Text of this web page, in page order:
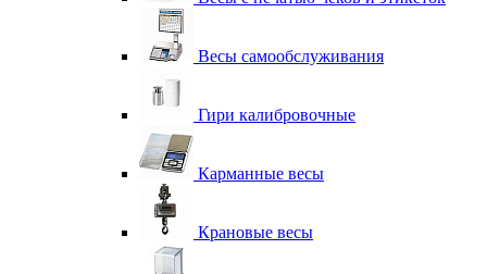
Весы самообслуживания
Гири калибровочные
Карманные весы
Крановые весы